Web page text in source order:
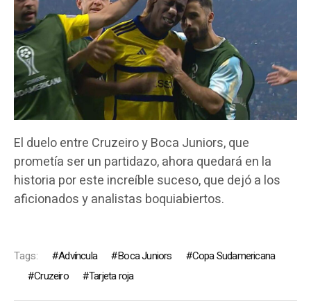
El duelo entre Cruzeiro y Boca Juniors, que
prometía ser un partidazo, ahora quedará en la
historia por este increíble suceso, que dejó a los
aficionados y analistas boquiabiertos.
Tags: Advíncula Boca Juniors
Copa Sudamericana
Cruzeiro
Tarjeta roja